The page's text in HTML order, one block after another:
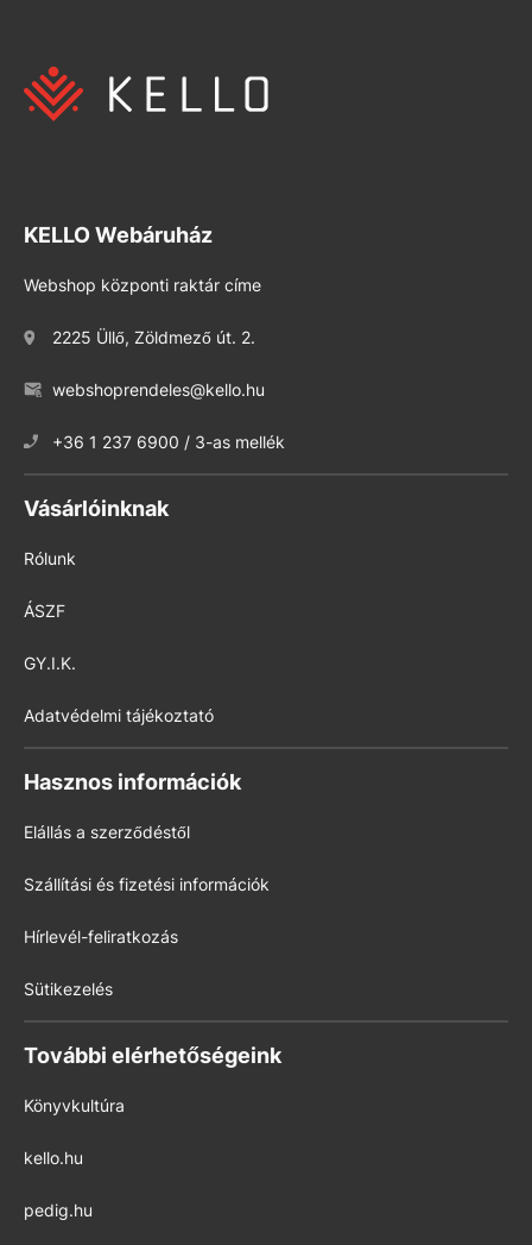
KELLO Webáruház
Webshop központi raktár címe
2225 Üllő, Zöldmező út. 2.
webshoprendeles@kello.hu
+36 1 237 6900 / 3-as mellék
Vásárlóinknak
Rólunk
ÁSZF
GY.I.K.
Adatvédelmi tájékoztató
Hasznos információk
Elállás a szerződéstől
Szállítási és fizetési információk
Hírlevél-feliratkozás
Sütikezelés
További elérhetőségeink
Könyvkultúra
kello.hu
pedig.hu